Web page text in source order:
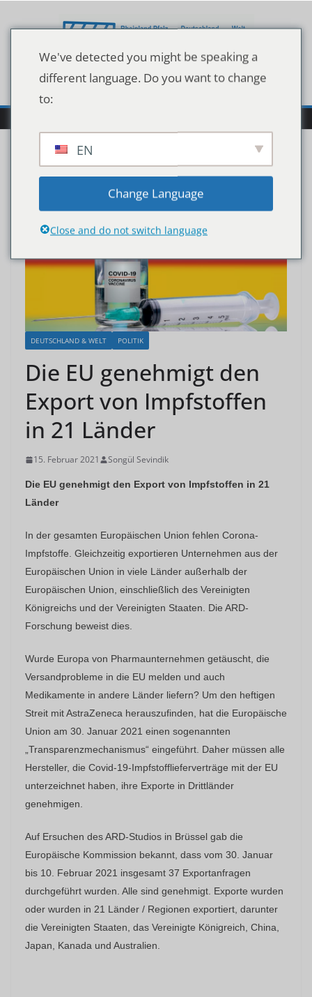
Inhalt
DEUTSCHLAND & WELT POLITIK
Die EU genehmigt den
Export von Impfstoffen
in 21 Länder
15. Februar 2021 Songül Sevindik
Die EU genehmigt den Export von Impfstoffen in 21
Länder
In der gesamten Europäischen Union fehlen Corona-
Impfstoffe. Gleichzeitig exportieren Unternehmen aus der
Europäischen Union in viele Länder außerhalb der
Europäischen Union, einschließlich des Vereinigten
Königreichs und der Vereinigten Staaten. Die ARD-
Forschung beweist dies.
Wurde Europa von Pharmaunternehmen getäuscht, die
Versandprobleme in die EU melden und auch
Medikamente in andere Länder liefern? Um den heftigen
Streit mit AstraZeneca herauszufinden, hat die Europäische
Union am 30. Januar 2021 einen sogenannten
„Transparenzmechanismus“ eingeführt. Daher müssen alle
Hersteller, die Covid-19-Impfstofflieferverträge mit der EU
unterzeichnet haben, ihre Exporte in Drittländer
genehmigen.
Auf Ersuchen des ARD-Studios in Brüssel gab die
Europäische Kommission bekannt, dass vom 30. Januar
bis 10. Februar 2021 insgesamt 37 Exportanfragen
durchgeführt wurden. Alle sind genehmigt. Exporte wurden
oder wurden in 21 Länder / Regionen exportiert, darunter
die Vereinigten Staaten, das Vereinigte Königreich, China,
Japan, Kanada und Australien.
We've detected you might be speaking a
different language. Do you want to change
to:
EN
Change Language
Close and do not switch language